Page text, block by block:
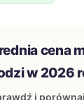
cena
w 2026
i